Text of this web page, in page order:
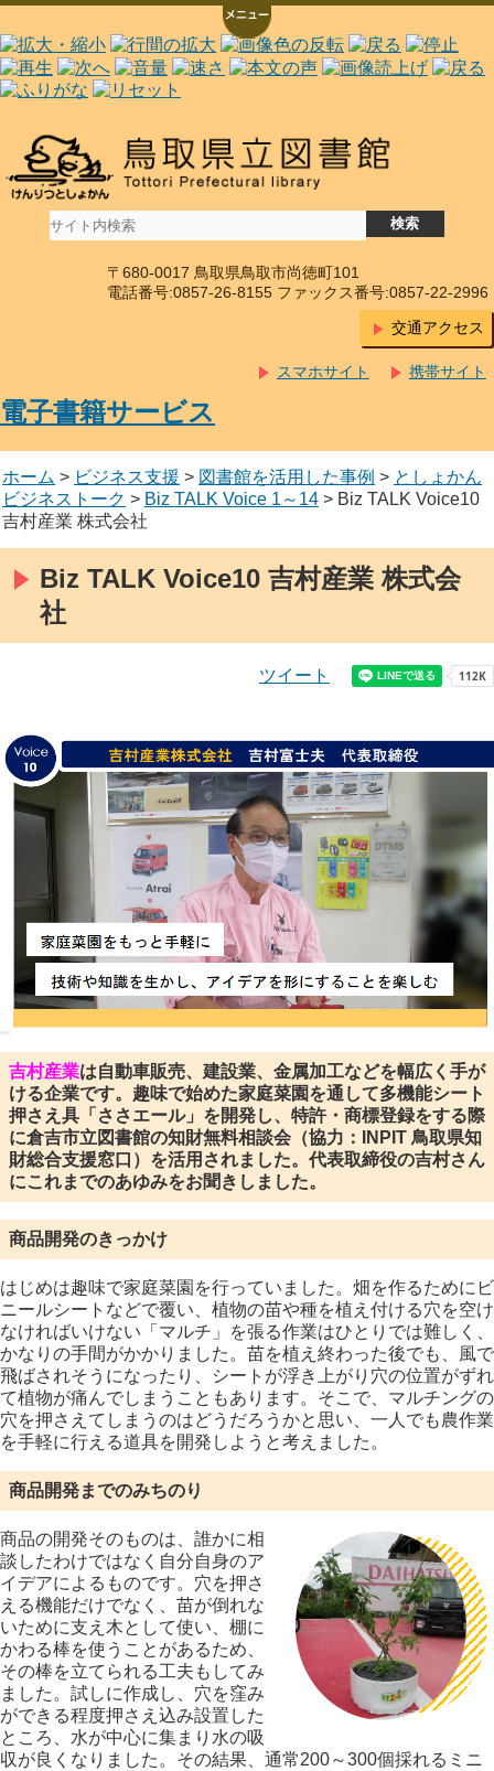
〒680-0017 鳥取県鳥取市尚徳町101
電話番号:0857-26-8155 ファックス番号:0857-22-2996
交通アクセス
携帯サイト
スマホサイト
電子書籍サービス
ホーム > ビジネス支援 > 図書館を活用した事例 > としょかん
ビジネストーク > Biz TALK Voice 1～14 > Biz TALK Voice10
吉村産業 株式会社
Biz TALK Voice10 吉村産業 株式会
社
ツイート
吉村産業は自動車販売、建設業、金属加工などを幅広く手が
ける企業です。趣味で始めた家庭菜園を通して多機能シート
押さえ具「ささエール」を開発し、特許・商標登録をする際
に倉吉市立図書館の知財無料相談会（協力：INPIT 鳥取県知
財総合支援窓口）を活用されました。代表取締役の吉村さん
にこれまでのあゆみをお聞きしました。
商品開発のきっかけ
はじめは趣味で家庭菜園を行っていました。畑を作るためにビ
ニールシートなどで覆い、植物の苗や種を植え付ける穴を空け
なければいけない「マルチ」を張る作業はひとりでは難しく、
かなりの手間がかかりました。苗を植え終わった後でも、風で
飛ばされそうになったり、シートが浮き上がり穴の位置がずれ
て植物が痛んでしまうこともあります。そこで、マルチングの
穴を押さえてしまうのはどうだろうかと思い、一人でも農作業
を手軽に行える道具を開発しようと考えました。
商品開発までのみちのり
商品の開発そのものは、誰かに相
談したわけではなく自分自身のア
イデアによるものです。穴を押さ
える機能だけでなく、苗が倒れな
いために支え木として使い、棚に
かわる棒を使うことがあるため、
その棒を立てられる工夫もしてみ
ました。試しに作成し、穴を窪み
ができる程度押さえ込み設置した
ところ、水が中心に集まり水の吸
収が良くなりました。その結果、通常200～300個採れるミニ